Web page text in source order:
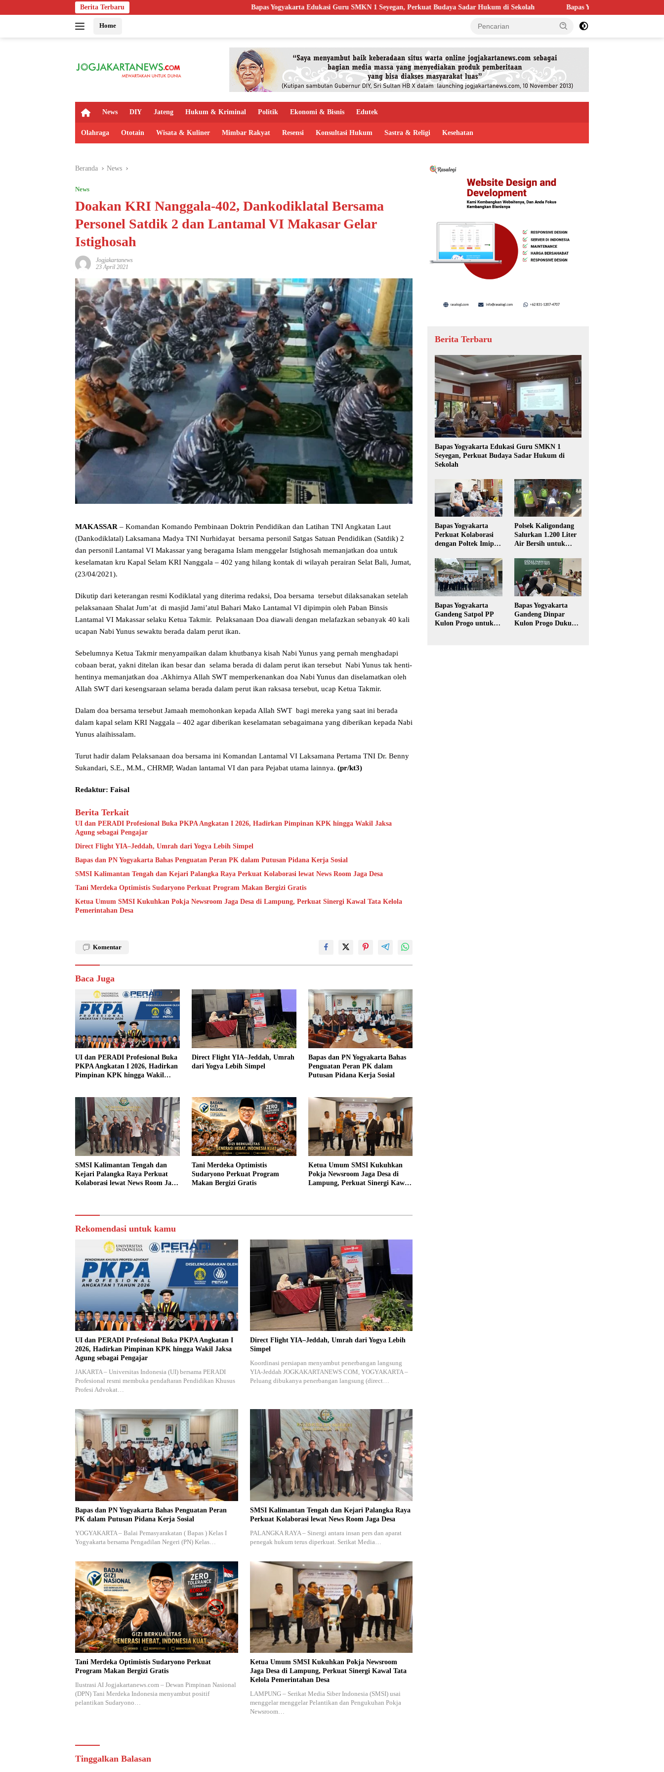
ke
Berita Terbaru Bapas Yogyakarta Edukasi Guru SMKN 1 Seyegan, Perkuat Budaya Sadar Hukum di Sekolah Bapas Yogyakarta Perkuat Kolaborasi dengan Poltek
Home
H
m
News DIY Jateng Hukum & Kriminal Politik Ekonomi & Bisnis Edutek
Olahraga Ototain Wisata & Kuliner Mimbar Rakyat Resensi Konsultasi Hukum Sastra & Religi Kesehatan
Beranda News
News
Doakan KRI Nanggala-402, Dankodiklatal Bersama
Personel Satdik 2 dan Lantamal VI Makasar Gelar
Istighosah
Jogjakartanews
23 April 2021
MAKASSAR – Komandan Komando Pembinaan Doktrin Pendidikan dan Latihan TNI Angkatan Laut
(Dankodiklatal) Laksamana Madya TNI Nurhidayat bersama personil Satgas Satuan Pendidikan (Satdik) 2
dan personil Lantamal VI Makassar yang beragama Islam menggelar Istighosah memanjatkan doa untuk
keselamatan kru Kapal Selam KRI Nanggala – 402 yang hilang kontak di wilayah perairan Selat Bali, Jumat,
(23/04/2021).
Dikutip dari keterangan resmi Kodiklatal yang diterima redaksi, Doa bersama tersebut dilaksanakan setelah
pelaksanaan Shalat Jum’at di masjid Jami’atul Bahari Mako Lantamal VI dipimpin oleh Paban Binsis
Lantamal VI Makassar selaku Ketua Takmir. Pelaksanaan Doa diawali dengan melafazkan sebanyak 40 kali
ucapan Nabi Yunus sewaktu berada dalam perut ikan.
Sebelumnya Ketua Takmir menyampaikan dalam khutbanya kisah Nabi Yunus yang pernah menghadapi
cobaan berat, yakni ditelan ikan besar dan selama berada di dalam perut ikan tersebut Nabi Yunus tak henti-
hentinya memanjatkan doa .Akhirnya Allah SWT memperkenankan doa Nabi Yunus dan diselamatkan oleh
Allah SWT dari kesengsaraan selama berada dalam perut ikan raksasa tersebut, ucap Ketua Takmir.
Dalam doa bersama tersebut Jamaah memohonkan kepada Allah SWT bagi mereka yang saat ini berada
dalam kapal selam KRI Naggala – 402 agar diberikan keselamatan sebagaimana yang diberikan kepada Nabi
Yunus alaihissalam.
Turut hadir dalam Pelaksanaan doa bersama ini Komandan Lantamal VI Laksamana Pertama TNI Dr. Benny
Sukandari, S.E., M.M., CHRMP, Wadan lantamal VI dan para Pejabat utama lainnya. (pr/kt3)
Redaktur: Faisal
Berita Terkait
UI dan PERADI Profesional Buka PKPA Angkatan I 2026, Hadirkan Pimpinan KPK hingga Wakil Jaksa
Agung sebagai Pengajar
Direct Flight YIA–Jeddah, Umrah dari Yogya Lebih Simpel
Bapas dan PN Yogyakarta Bahas Penguatan Peran PK dalam Putusan Pidana Kerja Sosial
SMSI Kalimantan Tengah dan Kejari Palangka Raya Perkuat Kolaborasi lewat News Room Jaga Desa
Tani Merdeka Optimistis Sudaryono Perkuat Program Makan Bergizi Gratis
Ketua Umum SMSI Kukuhkan Pokja Newsroom Jaga Desa di Lampung, Perkuat Sinergi Kawal Tata Kelola
Pemerintahan Desa
Komentar
Baca Juga
UI dan PERADI Profesional Buka
PKPA Angkatan I 2026, Hadirkan
Pimpinan KPK hingga Wakil
Direct Flight YIA–Jeddah, Umrah
dari Yogya Lebih Simpel
Bapas dan PN Yogyakarta Bahas
Penguatan Peran PK dalam
Putusan Pidana Kerja Sosial
SMSI Kalimantan Tengah dan
Kejari Palangka Raya Perkuat
Kolaborasi lewat News Room Jaga
Tani Merdeka Optimistis
Sudaryono Perkuat Program
Makan Bergizi Gratis
Ketua Umum SMSI Kukuhkan
Pokja Newsroom Jaga Desa di
Lampung, Perkuat Sinergi Kawal
Rekomendasi untuk kamu
UI dan PERADI Profesional Buka PKPA Angkatan I
2026, Hadirkan Pimpinan KPK hingga Wakil Jaksa
Agung sebagai Pengajar
JAKARTA – Universitas Indonesia (UI) bersama PERADI
Profesional resmi membuka pendaftaran Pendidikan Khusus
Profesi Advokat…
Direct Flight YIA–Jeddah, Umrah dari Yogya Lebih
Simpel
Koordinasi persiapan menyambut penerbangan langsung
YIA-Jeddah JOGKAKARTANEWS COM, YOGYAKARTA –
Peluang dibukanya penerbangan langsung (direct…
Bapas dan PN Yogyakarta Bahas Penguatan Peran
PK dalam Putusan Pidana Kerja Sosial
YOGYAKARTA – Balai Pemasyarakatan ( Bapas ) Kelas I
Yogyakarta bersama Pengadilan Negeri (PN) Kelas…
SMSI Kalimantan Tengah dan Kejari Palangka Raya
Perkuat Kolaborasi lewat News Room Jaga Desa
PALANGKA RAYA – Sinergi antara insan pers dan aparat
penegak hukum terus diperkuat. Serikat Media…
Tani Merdeka Optimistis Sudaryono Perkuat
Program Makan Bergizi Gratis
Ilustrasi AI Jogjakartanews.com – Dewan Pimpinan Nasional
(DPN) Tani Merdeka Indonesia menyambut positif
pelantikan Sudaryono…
Ketua Umum SMSI Kukuhkan Pokja Newsroom
Jaga Desa di Lampung, Perkuat Sinergi Kawal Tata
Kelola Pemerintahan Desa
LAMPUNG – Serikat Media Siber Indonesia (SMSI) usai
menggelar menggelar Pelantikan dan Pengukuhan Pokja
Newsroom…
Tinggalkan Balasan
Berita Terbaru
Bapas Yogyakarta Edukasi Guru SMKN 1
Seyegan, Perkuat Budaya Sadar Hukum di
Sekolah
Bapas Yogyakarta
Perkuat Kolaborasi
dengan Poltek Imipas,
Magang Taruna
Polsek Kaligondang
Salurkan 1.200 Liter
Air Bersih untuk
Kekeringan di
Purbalingga
Bapas Yogyakarta
Gandeng Satpol PP
Kulon Progo untuk
Bapas Yogyakarta
Gandeng Dinpar
Kulon Progo Dukung